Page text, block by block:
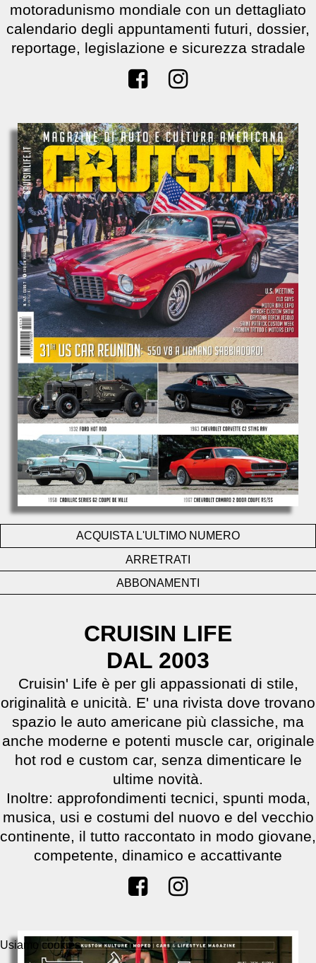
motoradunismo mondiale con un dettagliato
calendario degli appuntamenti futuri, dossier,
reportage, legislazione e sicurezza stradale
ACQUISTA L'ULTIMO NUMERO
ARRETRATI
ABBONAMENTI
CRUISIN LIFE
DAL 2003
Cruisin' Life è per gli appassionati di stile,
originalità e unicità. E' una rivista dove trovano
spazio le auto americane più classiche, ma
anche moderne e potenti muscle car, originale
hot rod e custom car, senza dimenticare le
ultime novità.
Inoltre: approfondimenti tecnici, spunti moda,
musica, usi e costumi del nuovo e del vecchio
continente, il tutto raccontato in modo giovane,
competente, dinamico e accattivante
Usiamo cookies